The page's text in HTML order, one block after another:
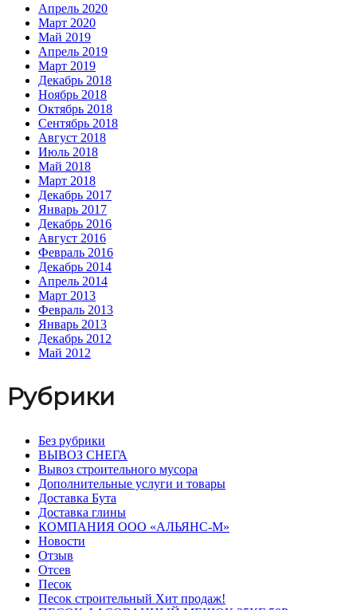
Апрель 2020
Март 2020
Май 2019
Апрель 2019
Март 2019
Декабрь 2018
Ноябрь 2018
Октябрь 2018
Сентябрь 2018
Август 2018
Июль 2018
Май 2018
Март 2018
Декабрь 2017
Январь 2017
Декабрь 2016
Август 2016
Февраль 2016
Декабрь 2014
Апрель 2014
Март 2013
Февраль 2013
Январь 2013
Декабрь 2012
Май 2012
Рубрики
Без рубрики
ВЫВОЗ СНЕГА
Вывоз строительного мусора
Дополнительные услуги и товары
Доставка Бута
Доставка глины
КОМПАНИЯ ООО «АЛЬЯНС-М»
Новости
Отзыв
Отсев
Песок
Песок строительный Хит продаж!